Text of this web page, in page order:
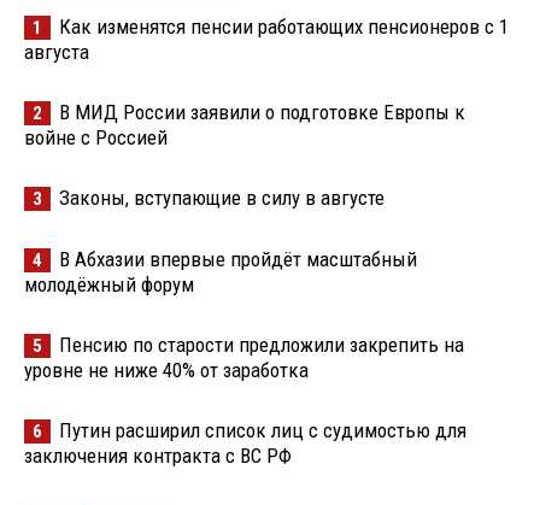
1
Как изменятся пенсии работающих пенсионеров с 1
августа
2
В МИД России заявили о подготовке Европы к
войне с Россией
3 Законы, вступающие в силу в августе
4
В Абхазии впервые пройдёт масштабный
молодёжный форум
5
Пенсию по старости предложили закрепить на
уровне не ниже 40% от заработка
6
Путин расширил список лиц с судимостью для
заключения контракта с ВС РФ